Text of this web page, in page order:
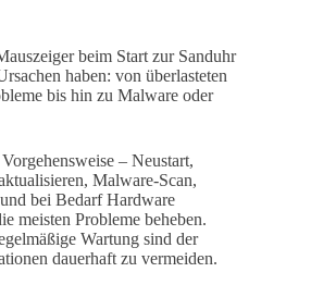
beim Start zur Sanduhr
haben: von überlasteten
bis hin zu Malware oder
– Neustart,
Malware-Scan,
bei Bedarf Hardware
meisten Probleme beheben.
Wartung sind der
dauerhaft zu vermeiden.